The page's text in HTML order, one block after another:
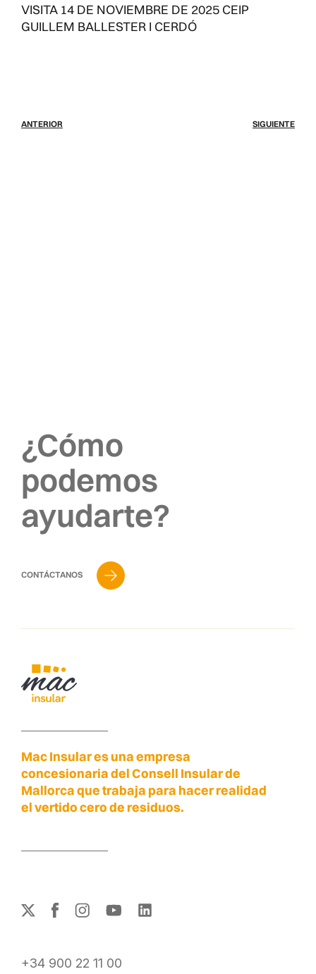
VISITA 14 DE NOVIEMBRE DE 2025 CEIP
GUILLEM BALLESTER I CERDÓ
ANTERIOR SIGUIENTE
¿Cómo
podemos
ayudarte?
CONTÁCTANOS
Mac Insular es una empresa
concesionaria del Consell Insular de
Mallorca que trabaja para hacer realidad
el vertido cero de residuos.
+34 900 22 11 00